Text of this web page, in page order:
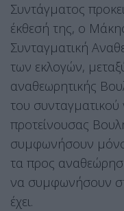
Συντάγματος
έκθεσή της, ο
Συνταγματική
των εκλογών,
αναθεωρητικής
του
προτείνουσας
συμφωνήσουν μόνο
τα προς
να συμφωνήσουν
έχει.